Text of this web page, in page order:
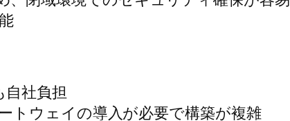
自社負担
トウェイの導入が必要で構築が複雑